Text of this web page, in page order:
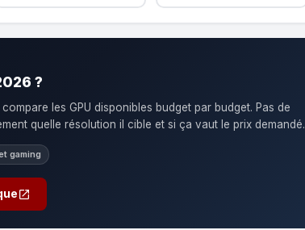
?
les GPU disponibles budget par budget. Pas de
quelle résolution il cible et si ça vaut le prix demandé.
gaming